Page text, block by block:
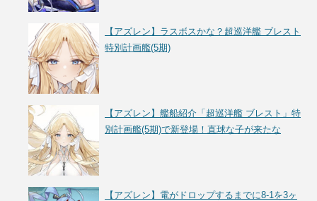
【アズレン】ラスボスかな？超巡洋艦 ブレスト
特別計画艦(5期)
【アズレン】艦船紹介「超巡洋艦 ブレスト」特
別計画艦(5期)で新登場！直球な子が来たな
【アズレン】電がドロップするまでに8-1を3ヶ